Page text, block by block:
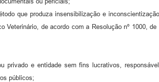
que produza insensibilização e
Veterinário, de acordo com a Resolução nº 1000,
e entidade sem fins lucrativos,
públicos;